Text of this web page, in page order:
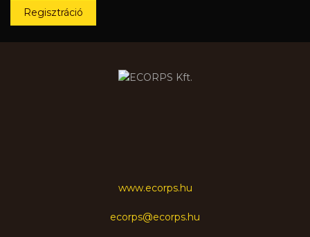
Regisztráció
www.ecorps.hu
ecorps@ecorps.hu